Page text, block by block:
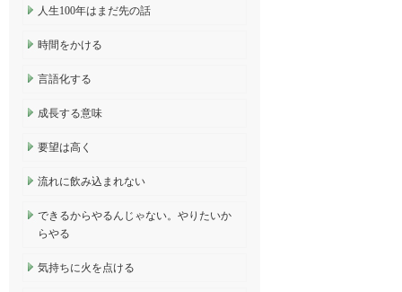
人生100年はまだ先の話
時間をかける
言語化する
成長する意味
要望は高く
流れに飲み込まれない
できるからやるんじゃない。やりたいか
らやる
気持ちに火を点ける